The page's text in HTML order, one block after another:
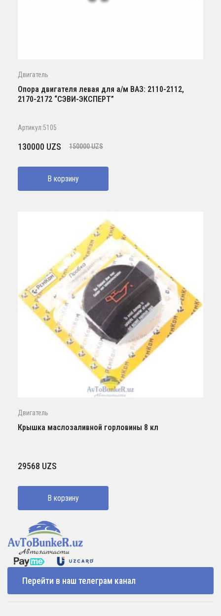
Двигатель
Опора двигателя левая для а/м ВАЗ: 2110-2112,
2170-2172 “СЭВИ-ЭКСПЕРТ”
Артикул:5105
150000UZS
Первоначальная
составляла
150000 UZS.
130000 UZS
Текущая
130000 UZS.
В корзину
Двигатель
Крышка маслозаливной горловины 8 кл
29568 UZS
В корзину
Перейти в наш телеграм канал